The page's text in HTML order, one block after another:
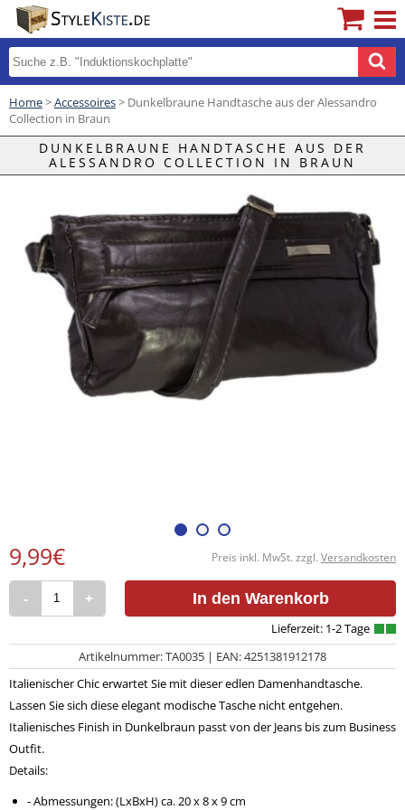
Home>Accessoires> Dunkelbraune Handtasche aus der Alessandro
Collection in Braun
DUNKELBRAUNE HANDTASCHE AUS DER
ALESSANDRO COLLECTION IN BRAUN
Preis inkl. MwSt. zzgl. Versandkosten
9,99€
- + In den Warenkorb
Artikelnummer: TA0035 | EAN: 4251381912178
Italienischer Chic erwartet Sie mit dieser edlen Damenhandtasche.
Lassen Sie sich diese elegant modische Tasche nicht entgehen.
Italienisches Finish in Dunkelbraun passt von der Jeans bis zum Business
Outfit.
Details:
- Abmessungen: (LxBxH) ca. 20 x 8 x 9 cm